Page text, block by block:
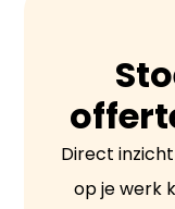
Direct
op je werk